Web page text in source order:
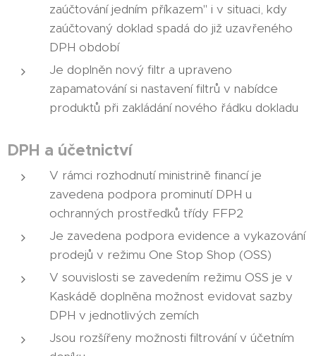
zaúčtování jedním příkazem" i v situaci, kdy
zaúčtovaný doklad spadá do již uzavřeného
DPH období
Je doplněn nový filtr a upraveno
zapamatování si nastavení filtrů v nabídce
produktů při zakládání nového řádku dokladu
DPH a účetnictví
V rámci rozhodnutí ministrině financí je
zavedena podpora prominutí DPH u
ochranných prostředků třídy FFP2
Je zavedena podpora evidence a vykazování
prodejů v režimu One Stop Shop (OSS)
V souvislosti se zavedením režimu OSS je v
Kaskádě doplněna možnost evidovat sazby
DPH v jednotlivých zemích
Jsou rozšířeny možnosti filtrování v účetním